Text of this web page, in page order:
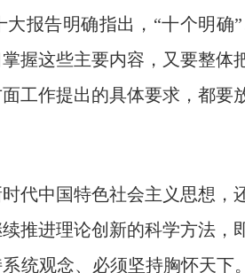
报告明确指出，“十个明确
握这些主要内容，又要整
工作提出的具体要求，都
代中国特色社会主义思想
推进理论创新的科学方法，
统观念、必须坚持胸怀天